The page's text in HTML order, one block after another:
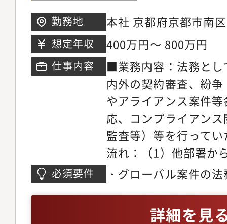
として、米州、欧州
平洋、日韓台の5地域
の指導監督やこれら
の業務を遂行するこ
くのは事業支援チー
ライアンスチームの
ております。【事業
における商取引、契
ライシスなど、幅広
単なる法的アドバイ
ある多くの情報を掘
抜いたうえで、法律
勤務地 本社 京都府京都市南
想定年収 400万円～ 800万円
仕事内容
■業務内容：法務とし
内外の契約審査、紛
やアライアンス案件
応、コンプライアン
監査等）等を行って
流れ：（1）他部署か
頼（原則社内システ
ン。（3）担当者は
必須要件 ・グローバル案件の
詳細を見